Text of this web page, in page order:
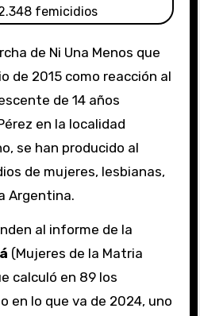
de 2015 como reacción al
de 14 años
en la localidad
se han producido al
de mujeres, lesbianas,
Argentina.
al informe de la
(Mujeres de la Matria
calculó en 89 los
en lo que va de 2024, uno